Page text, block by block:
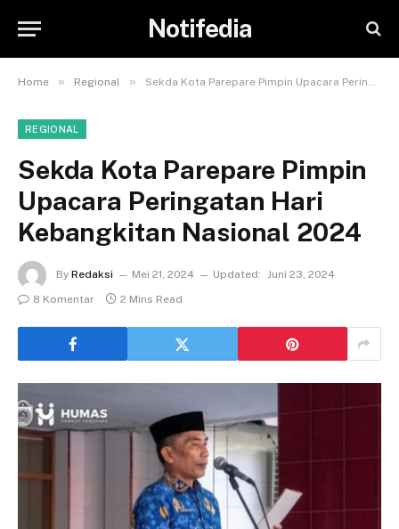
Notifedia
Home » Regional » Sekda Kota Parepare Pimpin Upacara Peringatan Hari Kebangkitan Nasional 2024
REGIONAL
Sekda Kota Parepare Pimpin
Upacara Peringatan Hari
Kebangkitan Nasional 2024
By Redaksi Mei 21, 2024 Updated: Juni 23, 2024
8 Komentar
2 Mins Read